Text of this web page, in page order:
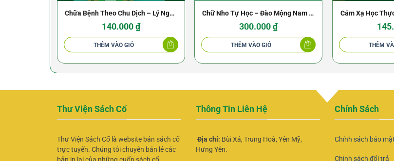
Chữa Bệnh Theo Chu Dịch – Lý Ngọc
Sơn & Lý Kiện Dân
140.000₫
THÊM VÀO GIỎ
Chữ Nho Tự Học – Đào Mộng Nam (3
Tập)
300.000₫
THÊM VÀO GIỎ
Cảm Xạ Học
THÊM
Thư Viện Sách Cổ
Thư Viện Sách Cổ là website bán sách cổ
trực tuyến. Chúng tôi chuyên bán lẻ các
Thông Tin Liên Hệ
Địa chỉ: Bùi Xá, Trung Hoà, Yên Mỹ,
Hưng Yên.
Chính Sách
Chính sách bảo mật
Chính sách đổi trả